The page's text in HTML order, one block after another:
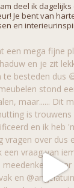
deel ik
Je bent van
en